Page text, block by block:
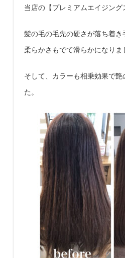
当店の【プレミアムエイジン
髪の毛の毛先の硬さが落ち着き
柔らかさもでて滑らかになりま
そして、カラーも相乗効果で
た。